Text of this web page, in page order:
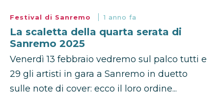
Festival di Sanremo 1 anno fa
La scaletta della quarta serata di
Sanremo 2025
Venerdì 13 febbraio vedremo sul palco tutti e
29 gli artisti in gara a Sanremo in duetto
sulle note di cover: ecco il loro ordine...